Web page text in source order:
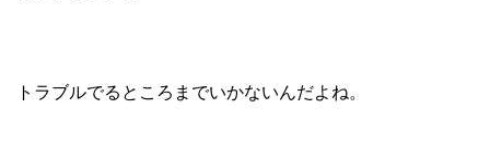
トラブルでるところまでいかないんだよね。